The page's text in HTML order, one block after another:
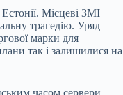
Місцеві ЗМІ
трагедію. Уряд
марки для
так і залишилися на